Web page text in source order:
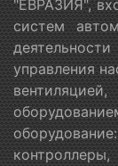
"ЕВРАЗИЯ",
систем
управления